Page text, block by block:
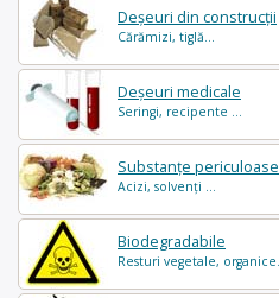
Deșeuri din construcții
Cărămizi, tiglă...
Deșeuri medicale
Seringi, recipente ...
Substanțe periculoase
Acizi, solvenți ...
Biodegradabile
Resturi vegetale, organice..